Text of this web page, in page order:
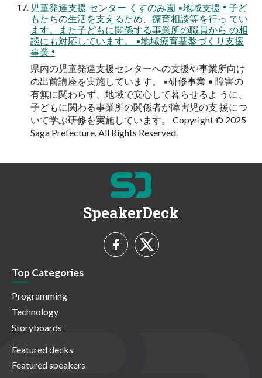
児童発達支援 センター くすのみ園 ▪地域支援 • 子ど
もたちの生活を支えるため、療育相談等を行っ てい
ます。また子どもに関係する事業所の職員から の相
談にも対応しています。 ▪地域療育基盤づくり支援
事業 •
県内の児童発達支援センターへの支援や事業所向け
の出前講座を実施しています。 ▪研修事業 • 障害の
有無に関わらず、地域で安心して暮らせるよ うに、
子どもに関わる事業所の関係者が障害児の支 援につ
いて学ぶ研修を実施しています。 Copyright © 2025
Saga Prefecture. All Rights Reserved.
SpeakerDeck
Top Categories
Programming
Technology
Storyboards
Featured decks
Featured speakers